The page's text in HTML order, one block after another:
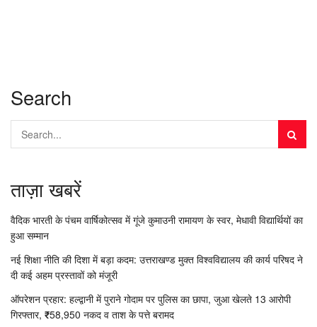
Search
ताज़ा खबरें
वैदिक भारती के पंचम वार्षिकोत्सव में गूंजे कुमाउनी रामायण के स्वर, मेधावी विद्यार्थियों का
हुआ सम्मान
नई शिक्षा नीति की दिशा में बड़ा कदम: उत्तराखण्ड मुक्त विश्वविद्यालय की कार्य परिषद ने
दी कई अहम प्रस्तावों को मंजूरी
ऑपरेशन प्रहार: हल्द्वानी में पुराने गोदाम पर पुलिस का छापा, जुआ खेलते 13 आरोपी
गिरफ्तार, ₹58,950 नकद व ताश के पत्ते बरामद